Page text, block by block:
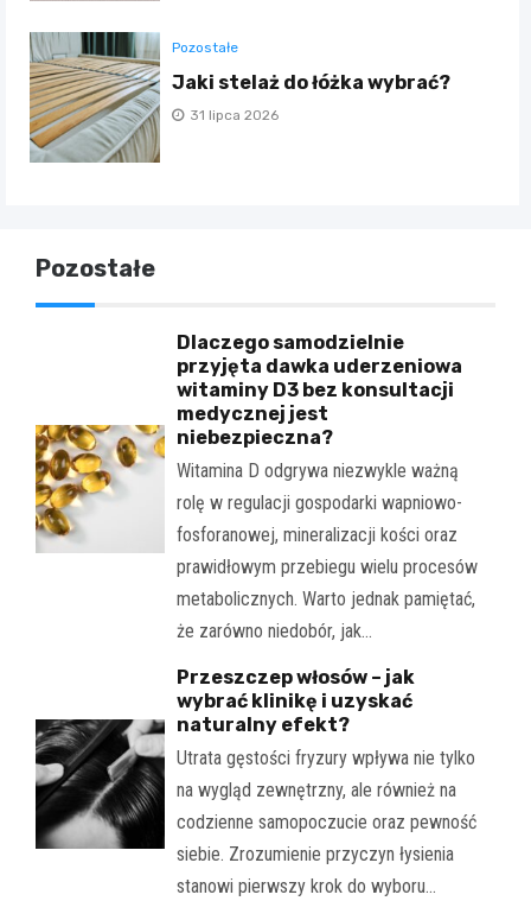
Pozostałe
Jaki stelaż do łóżka wybrać?
31 lipca 2026
Pozostałe
Dlaczego samodzielnie
przyjęta dawka uderzeniowa
witaminy D3 bez konsultacji
medycznej jest
niebezpieczna?
Witamina D odgrywa niezwykle ważną
rolę w regulacji gospodarki wapniowo-
fosforanowej, mineralizacji kości oraz
prawidłowym przebiegu wielu procesów
metabolicznych. Warto jednak pamiętać,
że zarówno niedobór, jak…
Przeszczep włosów – jak
wybrać klinikę i uzyskać
naturalny efekt?
Utrata gęstości fryzury wpływa nie tylko
na wygląd zewnętrzny, ale również na
codzienne samopoczucie oraz pewność
siebie. Zrozumienie przyczyn łysienia
stanowi pierwszy krok do wyboru…